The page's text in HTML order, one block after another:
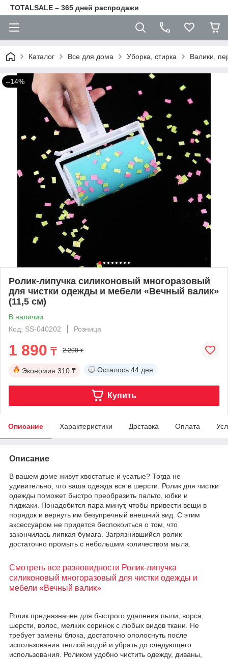
TOTALSALE – 365 дней распродажи
Каталог Все для дома Уборка, стирка Валики,
–14%
Ролик-липучка силиконовый многоразовый
для чистки одежды и мебели «Вечный валик»
(11,5 см)
В наличии
Код: SS-040202
Розница
1 890 ₸ 2 200 ₸
Экономия 310 ₸ Осталось 44 дня
Купить
Описание Характеристики Доставка Оплата
Описание
В вашем доме живут хвостатые и усатые? Тогда не
удивительно, что ваша одежда вся в шерсти. Ролик для чистки
одежды поможет быстро преобразить пальто, юбки и
пиджаки. Понадобится пара минут, чтобы привести вещи в
порядок и вернуть им безупречный внешний вид. С этим
аксессуаром не придется беспокоиться о том, что
закончилась липкая бумага. Загрязнившийся ролик
достаточно промыть с небольшим количеством мыла.
Смотреть все разновидности Ролик-липучка
силиконовый многоразовый для чистки одежды и
мебели «Вечный валик»
Ролик предназначен для быстрого удаления пыли, ворса,
шерсти, волос, мелких соринок с любых видов ткани. Не
требует замены блока, достаточно ополоснуть после
использования теплой водой и убрать до следующего
использования. Роликом удобно чистить одежду, диваны,